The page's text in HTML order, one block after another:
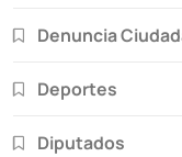
Denuncia
Deportes
Diputados